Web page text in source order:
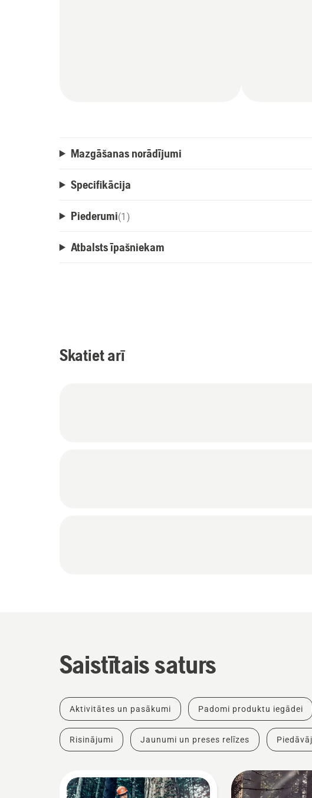
Mazgāšanas norādījumi
Specifikācija
Piederumi(1 )
Atbalsts īpašniekam
Skatiet arī
Saistītais saturs
Aktivitātes un pasākumi Padomi produktu iegādei
Risinājumi Jaunumi un preses relīzes